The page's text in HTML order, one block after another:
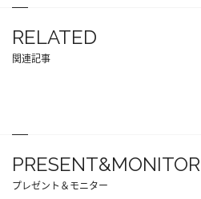
RELATED
関連記事
PRESENT&MONITOR
プレゼント＆モニター